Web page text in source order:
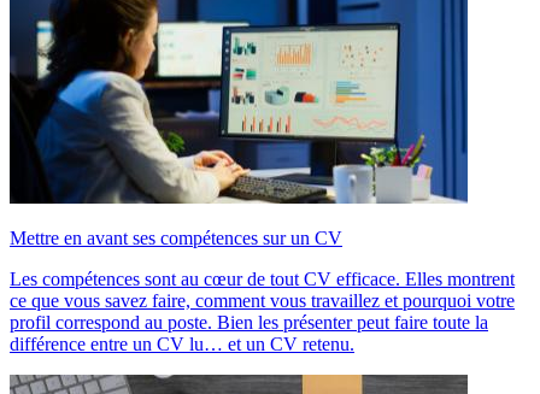
Mettre en avant ses compétences sur un CV
Les compétences sont au cœur de tout CV efficace. Elles montrent
ce que vous savez faire, comment vous travaillez et pourquoi votre
profil correspond au poste. Bien les présenter peut faire toute la
différence entre un CV lu… et un CV retenu.